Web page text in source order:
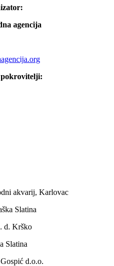
agencija
akvarij, Karlovac
Slatina
d. Krško
Slatina
d.o.o.